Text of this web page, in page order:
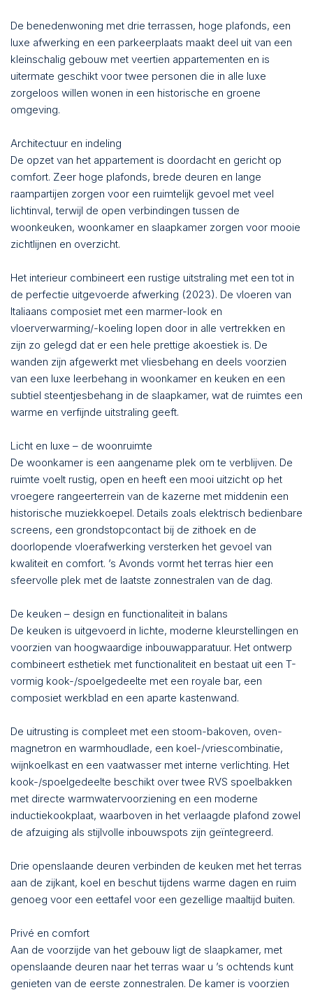
De benedenwoning met drie terrassen, hoge plafonds, een
luxe afwerking en een parkeerplaats maakt deel uit van een
kleinschalig gebouw met veertien appartementen en is
uitermate geschikt voor twee personen die in alle luxe
zorgeloos willen wonen in een historische en groene
omgeving.
Architectuur en indeling
De opzet van het appartement is doordacht en gericht op
comfort. Zeer hoge plafonds, brede deuren en lange
raampartijen zorgen voor een ruimtelijk gevoel met veel
lichtinval, terwijl de open verbindingen tussen de
woonkeuken, woonkamer en slaapkamer zorgen voor mooie
zichtlijnen en overzicht.
Het interieur combineert een rustige uitstraling met een tot in
de perfectie uitgevoerde afwerking (2023). De vloeren van
Italiaans composiet met een marmer-look en
vloerverwarming/-koeling lopen door in alle vertrekken en
zijn zo gelegd dat er een hele prettige akoestiek is. De
wanden zijn afgewerkt met vliesbehang en deels voorzien
van een luxe leerbehang in woonkamer en keuken en een
subtiel steentjesbehang in de slaapkamer, wat de ruimtes een
warme en verfijnde uitstraling geeft.
Licht en luxe – de woonruimte
De woonkamer is een aangename plek om te verblijven. De
ruimte voelt rustig, open en heeft een mooi uitzicht op het
vroegere rangeerterrein van de kazerne met middenin een
historische muziekkoepel. Details zoals elektrisch bedienbare
screens, een grondstopcontact bij de zithoek en de
doorlopende vloerafwerking versterken het gevoel van
kwaliteit en comfort. ’s Avonds vormt het terras hier een
sfeervolle plek met de laatste zonnestralen van de dag.
De keuken – design en functionaliteit in balans
De keuken is uitgevoerd in lichte, moderne kleurstellingen en
voorzien van hoogwaardige inbouwapparatuur. Het ontwerp
combineert esthetiek met functionaliteit en bestaat uit een T-
vormig kook-/spoelgedeelte met een royale bar, een
composiet werkblad en een aparte kastenwand.
De uitrusting is compleet met een stoom-bakoven, oven-
magnetron en warmhoudlade, een koel-/vriescombinatie,
wijnkoelkast en een vaatwasser met interne verlichting. Het
kook-/spoelgedeelte beschikt over twee RVS spoelbakken
met directe warmwatervoorziening en een moderne
inductiekookplaat, waarboven in het verlaagde plafond zowel
de afzuiging als stijlvolle inbouwspots zijn geïntegreerd.
Drie openslaande deuren verbinden de keuken met het terras
aan de zijkant, koel en beschut tijdens warme dagen en ruim
genoeg voor een eettafel voor een gezellige maaltijd buiten.
Privé en comfort
Aan de voorzijde van het gebouw ligt de slaapkamer, met
openslaande deuren naar het terras waar u ’s ochtends kunt
genieten van de eerste zonnestralen. De kamer is voorzien